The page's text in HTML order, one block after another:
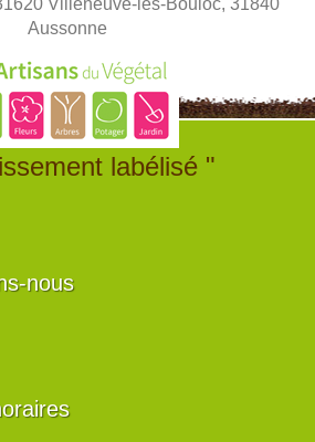
Villeneuve-lès-Bouloc, 31840
Aussonne
labélisé "
nous